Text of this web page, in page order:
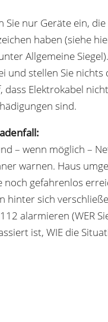
Sie nur Geräte ein, die
haben (siehe
Allgemeine
und stellen Sie nichts
dass Elektrokabel
sind.
– wenn möglich –
warnen. Haus
noch gefahrenlos
hinter sich
alarmieren (WER
ist, WIE die